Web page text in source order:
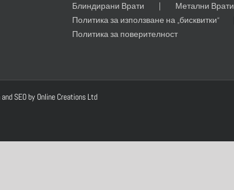
Блиндирани Врати
Метални Врати
Политика за използване на „бисквитки“
Политика за поверителност
SEO by Online Creations Ltd